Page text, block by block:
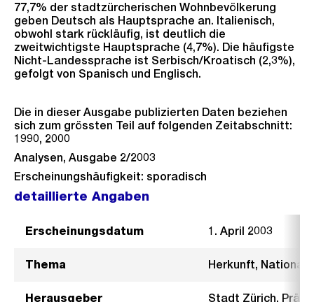
77,7% der stadtzürcherischen Wohnbevölkerung
geben Deutsch als Hauptsprache an. Italienisch,
obwohl stark rückläufig, ist deutlich die
zweitwichtigste Hauptsprache (4,7%). Die häufigste
Nicht-Landessprache ist Serbisch/Kroatisch (2,3%),
gefolgt von Spanisch und Englisch.
Die in dieser Ausgabe publizierten Daten beziehen
sich zum grössten Teil auf folgenden Zeitabschnitt:
1990, 2000
Analysen, Ausgabe 2/2003
Erscheinungshäufigkeit: sporadisch
detaillierte Angaben
Erscheinungsdatum 1. April 2003
Thema Herkunft,
Herausgeber
Stadt Zürich,